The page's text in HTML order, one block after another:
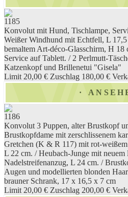
1185
Konvolut mit Hund, Tischlampe,
Weißer Windhund mit Echtfell, L
bemaltem Art-déco-Glasschirm, H 18
Service auf Tablett. / 2 Perlmutt-
Katzenkopf und Brillenetui "Gisela"
Limit 20,00 € Zuschlag 180,00 €
1186
Konvolut 3 Puppen, alter Brustkopf
Brustkopfdame mit zerschlissenem
Gretchen (K & R 117) mit rot-
L 22 cm. / Heubach-Junge mit neuem
Nadelstreifenanzug, L 24 cm. /
Augen und modellierten blonden
brauner Schrank, 17 x 16,5 x 7 cm
Limit 20,00 € Zuschlag 200,00 €